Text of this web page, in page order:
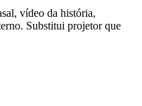
vídeo da história,
Substitui projetor que